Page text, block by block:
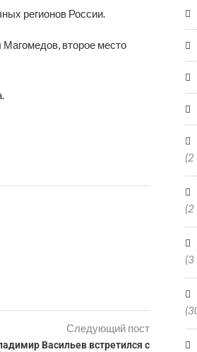
регионов России.
второе место
Следующий пост
Васильев встретился с
(2
(2
(3